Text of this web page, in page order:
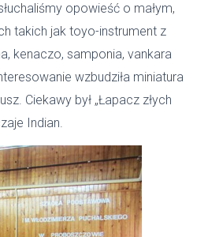
opowieść o małym,
takich jak toyo-instrument z
kenaczo, samponia, vankara
wzbudziła miniatura
Ciekawy był „Łapacz złych
Indian.